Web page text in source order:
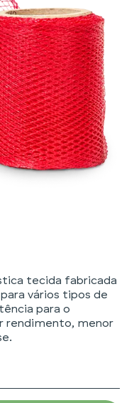
tecida fabricada
vários tipos de
para o
rendimento, menor